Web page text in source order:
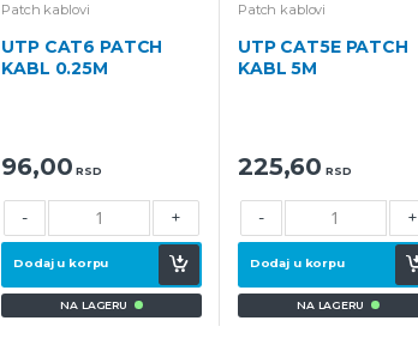
Patch kablovi
UTP CAT6 PATCH
KABL 0.25M
96,00 RSD
- +
Dodaj u korpu
NA LAGERU
Patch kablovi
UTP CAT5E PATCH
KABL 5M
225,60 RSD
- +
Dodaj u korpu
NA LAGERU